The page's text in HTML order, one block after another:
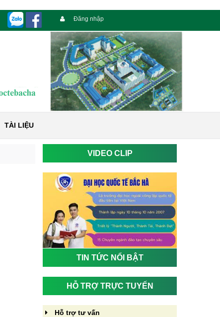
Đăng nhập
TÀI LIỆU
VIDEO CLIP
TIN TỨC NỔI BẬT
HỖ TRỢ TRỰC TUYẾN
Hỗ trợ tư vấn